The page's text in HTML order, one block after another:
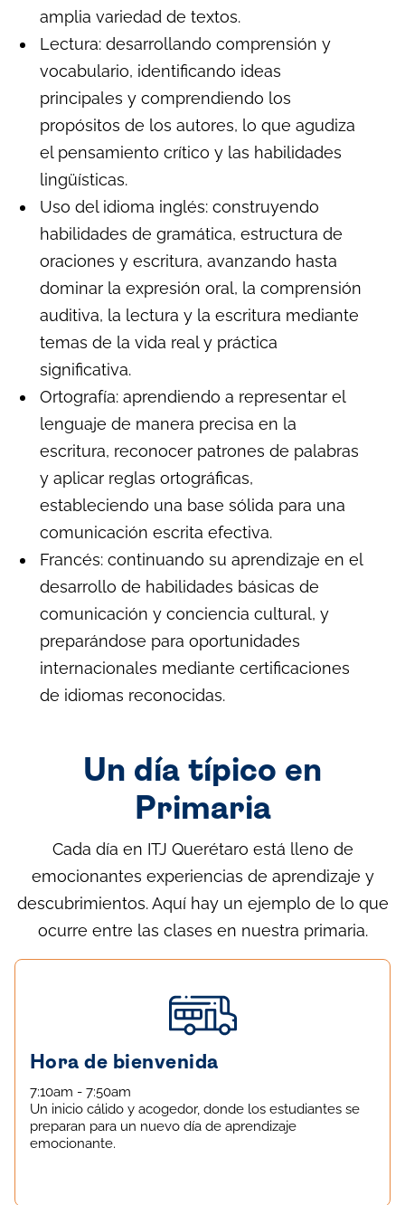
amplia variedad de textos.
Lectura: desarrollando comprensión y
vocabulario, identificando ideas
principales y comprendiendo los
propósitos de los autores, lo que agudiza
el pensamiento crítico y las habilidades
lingüísticas.
Uso del idioma inglés: construyendo
habilidades de gramática, estructura de
oraciones y escritura, avanzando hasta
dominar la expresión oral, la comprensión
auditiva, la lectura y la escritura mediante
temas de la vida real y práctica
significativa.
Ortografía: aprendiendo a representar el
lenguaje de manera precisa en la
escritura, reconocer patrones de palabras
y aplicar reglas ortográficas,
estableciendo una base sólida para una
comunicación escrita efectiva.
Francés: continuando su aprendizaje en el
desarrollo de habilidades básicas de
comunicación y conciencia cultural, y
preparándose para oportunidades
internacionales mediante certificaciones
de idiomas reconocidas.
Un día típico en
Primaria
Cada día en ITJ Querétaro está lleno de
emocionantes experiencias de aprendizaje y
descubrimientos. Aquí hay un ejemplo de lo que
ocurre entre las clases en nuestra primaria.
Hora de bienvenida
7:10am - 7:50am
Un inicio cálido y acogedor, donde los estudiantes se
preparan para un nuevo día de aprendizaje
emocionante.